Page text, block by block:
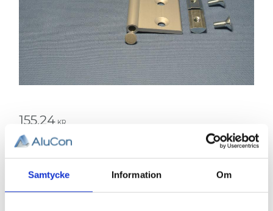
Samtycke Information Om
155,24 KR